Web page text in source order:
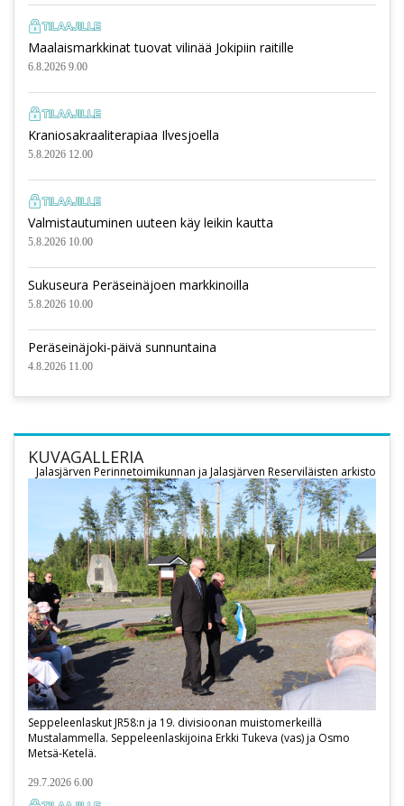
Maalaismarkkinat tuovat vilinää Jokipiin raitille
6.8.2026 9.00
Kraniosakraaliterapiaa Ilvesjoella
5.8.2026 12.00
Valmistautuminen uuteen käy leikin kautta
5.8.2026 10.00
Sukuseura Peräseinäjoen markkinoilla
5.8.2026 10.00
Peräseinäjoki-päivä sunnuntaina
4.8.2026 11.00
KUVAGALLERIA
Seppeleenlaskut JR58:n ja 19. divisioonan muistomerkeillä
Mustalammella. Seppeleenlaskijoina Erkki Tukeva (vas) ja Osmo
Metsä-Ketelä.
Jalasjärven Perinnetoimikunnan ja Jalasjärven Reserviläisten arkisto
29.7.2026 6.00